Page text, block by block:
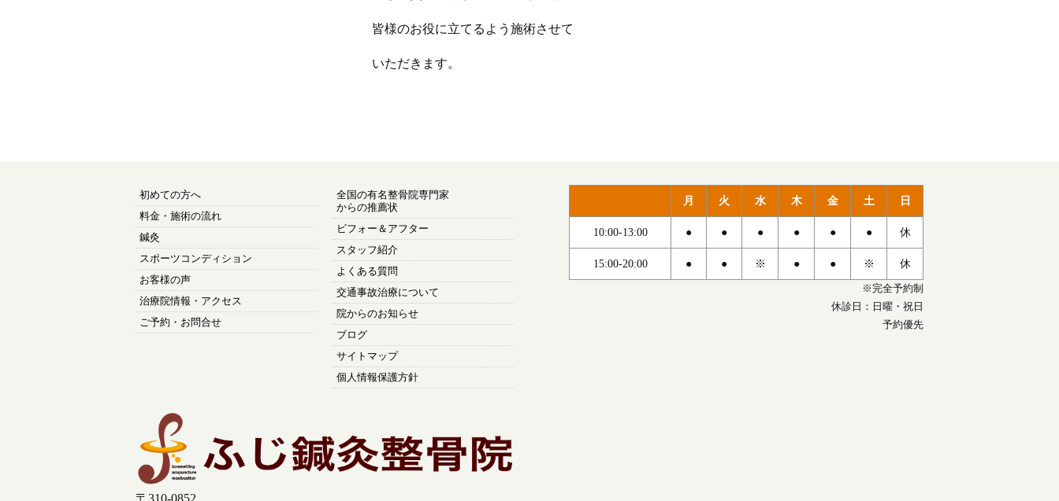
皆様のお役に立てるよう施術させて
いただきます。
初めての方へ
料金・施術の流れ
鍼灸
スポーツコンディション
お客様の声
治療院情報・アクセス
ご予約・お問合せ
全国の有名整骨院専門家
からの推薦状
ビフォー＆アフター
スタッフ紹介
よくある質問
交通事故治療について
院からのお知らせ
ブログ
サイトマップ
個人情報保護方針
〒310-0852
月 火 水 木 金 土 日
10:00-13:00 ● ● ● ● ● ● 休
15:00-20:00 ● ● ※ ● ● ※ 休
※完全予約制
休診日：日曜・祝日
予約優先